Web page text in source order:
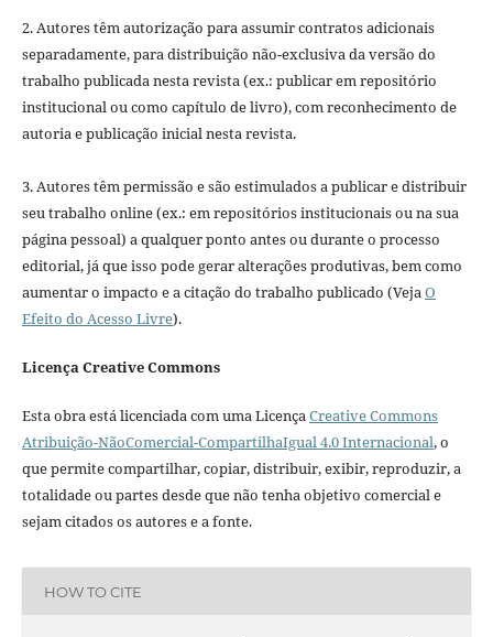
2. Autores têm autorização para assumir contratos adicionais
separadamente, para distribuição não-exclusiva da versão do
trabalho publicada nesta revista (ex.: publicar em repositório
institucional ou como capítulo de livro), com reconhecimento de
autoria e publicação inicial nesta revista.
3. Autores têm permissão e são estimulados a publicar e distribuir
seu trabalho online (ex.: em repositórios institucionais ou na sua
página pessoal) a qualquer ponto antes ou durante o processo
editorial, já que isso pode gerar alterações produtivas, bem como
aumentar o impacto e a citação do trabalho publicado (VejaO
Efeito do Acesso Livre).
Licença Creative Commons
Esta obra está licenciada com uma LicençaCreative Commons
Atribuição-NãoComercial-CompartilhaIgual 4.0 Internacional, o
que permite compartilhar, copiar, distribuir, exibir, reproduzir, a
totalidade ou partes desde que não tenha objetivo comercial e
sejam citados os autores e a fonte.
HOW TO CITE